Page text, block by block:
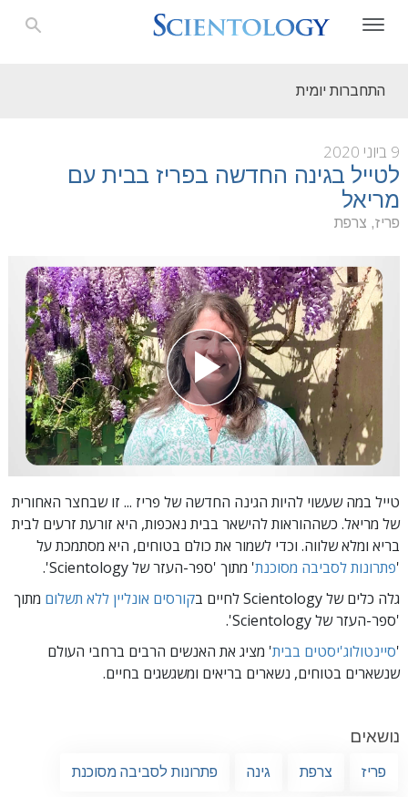
התחברות יומית
9 ביוני 2020
לטייל בגינה החדשה בפריז בבית עם
מריאל
פריז, צרפת
טייל במה שעשוי להיות הגינה החדשה של פריז ... זו שבחצר האחורית
של מריאל. כשההוראות להישאר בבית נאכפות, היא זורעת זרעים לבית
בריא ומלא שלווה. וכדי לשמור את כולם בטוחים, היא מסתמכת על
'פתרונות לסביבה מסוכנת' מתוך 'ספר-העזר של Scientology'.
גלה כלים של Scientology לחיים ב
קורסים אונליין ללא תשלום מתוך
'ספר-העזר של Scientology'.
'סיינטולוג'יסטים בבית' מציג את האנשים הרבים ברחבי העולם
שנשארים בטוחים, נשארים בריאים ומשגשגים בחיים.
נושאים
פריז צרפת גינה פתרונות לסביבה מסוכנת